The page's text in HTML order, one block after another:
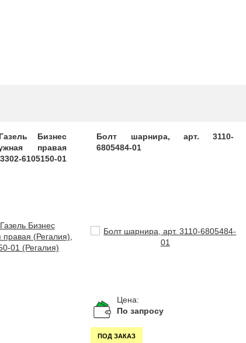
Бизнес
правая
6105150-01
Болт шарнира, арт. 3110-
6805484-01
Цена:
По запросу
ПОД ЗАКАЗ